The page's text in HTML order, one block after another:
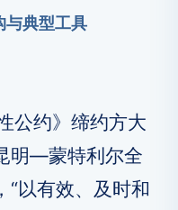
与典型工具
公约》缔约方大
明—蒙特利尔全
“以有效、及时和